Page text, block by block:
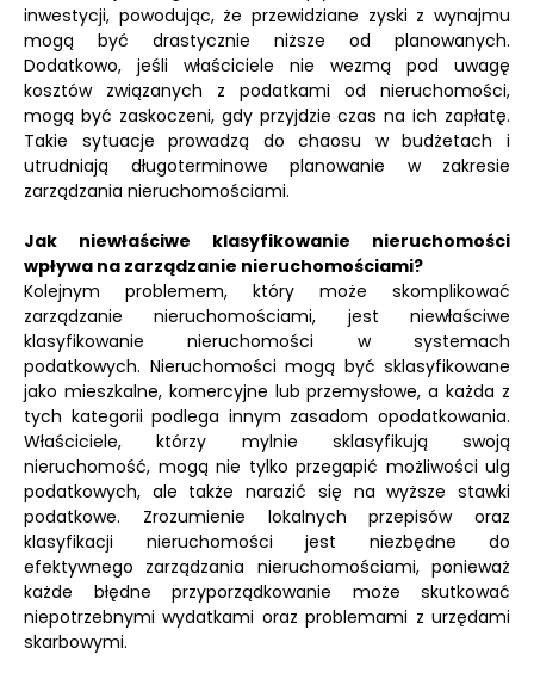
inwestycji, powodując, że przewidziane zyski z wynajmu
mogą być drastycznie niższe od planowanych.
Dodatkowo, jeśli właściciele nie wezmą pod uwagę
kosztów związanych z podatkami od nieruchomości,
mogą być zaskoczeni, gdy przyjdzie czas na ich zapłatę.
Takie sytuacje prowadzą do chaosu w budżetach i
utrudniają długoterminowe planowanie w zakresie
zarządzania nieruchomościami.
Jak niewłaściwe klasyfikowanie nieruchomości
wpływa na zarządzanie nieruchomościami?
Kolejnym problemem, który może skomplikować
zarządzanie nieruchomościami, jest niewłaściwe
klasyfikowanie nieruchomości w systemach
podatkowych. Nieruchomości mogą być sklasyfikowane
jako mieszkalne, komercyjne lub przemysłowe, a każda z
tych kategorii podlega innym zasadom opodatkowania.
Właściciele, którzy mylnie sklasyfikują swoją
nieruchomość, mogą nie tylko przegapić możliwości ulg
podatkowych, ale także narazić się na wyższe stawki
podatkowe. Zrozumienie lokalnych przepisów oraz
klasyfikacji nieruchomości jest niezbędne do
efektywnego zarządzania nieruchomościami, ponieważ
każde błędne przyporządkowanie może skutkować
niepotrzebnymi wydatkami oraz problemami z urzędami
skarbowymi.